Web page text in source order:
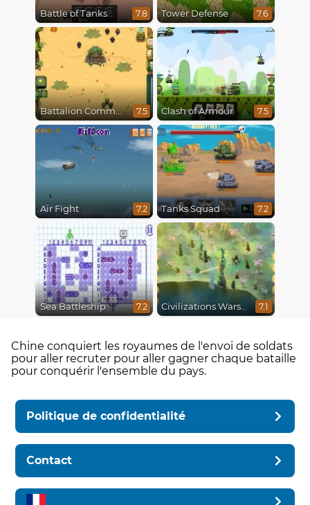
Battle of Tanks 7.8 Tower Defense 7.6
Battalion Commander 7.5 Clash of Armour 7.5
Air Fight 7.2 Tanks Squad 7.2
Sea Battleship 7.2 Civilizations Wars Master Edition 7.1
Chine conquiert les royaumes de l'envoi de soldats
pour aller recruter pour aller gagner chaque bataille
pour conquérir l'ensemble du pays.
Politique de confidentialité
Contact